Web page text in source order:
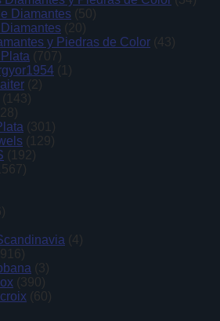
Diamantes (50)
(20)
y Piedras de Color (43)
(707)
(1)
(2)
(143)
(301)
(129)
(192)
(4)
(3)
(390)
(60)